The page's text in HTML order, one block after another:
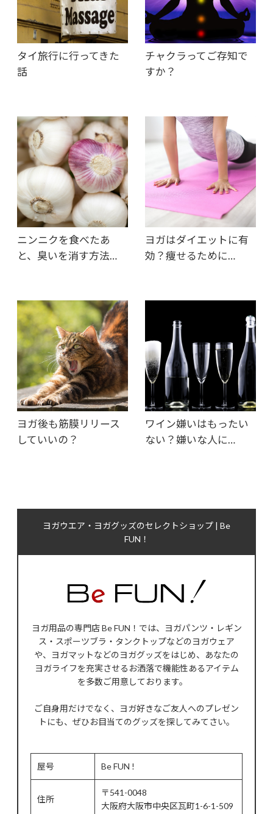
タイ旅行に行ってきた
話
チャクラってご存知で
すか？
ニンニクを食べたあ
と、臭いを消す方法…
ヨガはダイエットに有
効？痩せるために…
ヨガ後も筋膜リリース
していいの？
ワイン嫌いはもったい
ない？嫌いな人に…
ヨガウエア・ヨガグッズのセレクトショップ | Be
FUN！
ヨガ用品の専門店 Be FUN！では、ヨガパンツ・レギン
ス・スポーツブラ・タンクトップなどのヨガウェア
や、ヨガマットなどのヨガグッズをはじめ、あなたの
ヨガライフを充実させるお洒落で機能性あるアイテム
を多数ご用意しております。
ご自身用だけでなく、ヨガ好きなご友人へのプレゼン
トにも、ぜひお目当てのグッズを探してみてさい。
屋号 Be FUN !
住所
〒541-0048
大阪府大阪市中央区瓦町1-6-1-509